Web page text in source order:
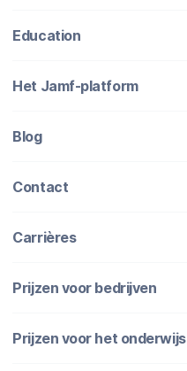
Education
Het Jamf-platform
Blog
Contact
Carrières
Prijzen voor bedrijven
Prijzen voor het onderwijs